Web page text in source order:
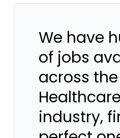
We have
of jobs
across the
Healthcare
industry,